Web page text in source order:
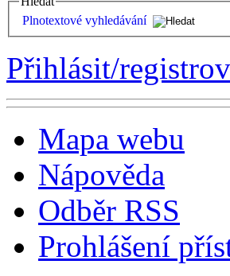
Plnotextové vyhledávání
Přihlásit/
Mapa webu
Nápověda
Odběr RSS
Prohlášení